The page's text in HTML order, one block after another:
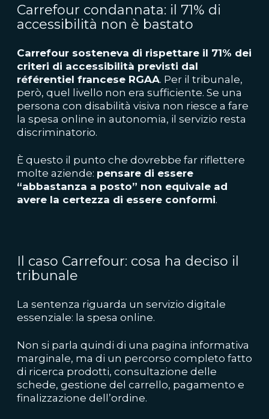
Carrefour condannata: il 71% di
accessibilità non è bastato
Carrefour sosteneva di rispettare il 71% dei
criteri di accessibilità previsti dal
référentiel francese RGAA. Per il tribunale,
però, quel livello non era sufficiente. Se una
persona con disabilità visiva non riesce a fare
la spesa online in autonomia, il servizio resta
discriminatorio.
È questo il punto che dovrebbe far riflettere
molte aziende: pensare di essere
“abbastanza a posto” non equivale ad
avere la certezza di essere conformi.
Il caso Carrefour: cosa ha deciso il
tribunale
La sentenza riguarda un servizio digitale
essenziale: la spesa online.
Non si parla quindi di una pagina informativa
marginale, ma di un percorso completo fatto
di ricerca prodotti, consultazione delle
schede, gestione del carrello, pagamento e
finalizzazione dell’ordine.